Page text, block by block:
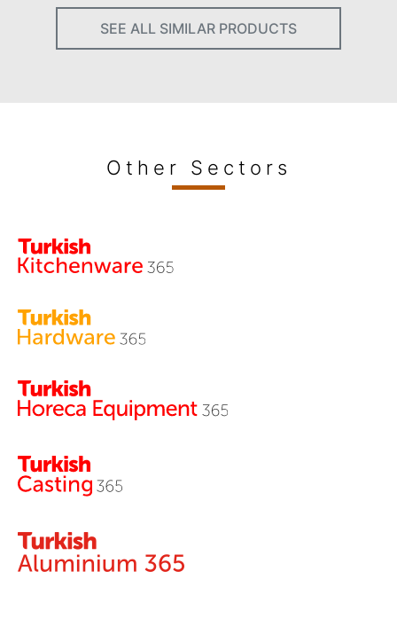
SEE ALL SIMILAR PRODUCTS
Other Sectors